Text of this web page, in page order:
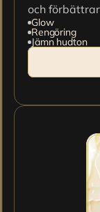
och
Glow
Rengöring
Jämn hudton